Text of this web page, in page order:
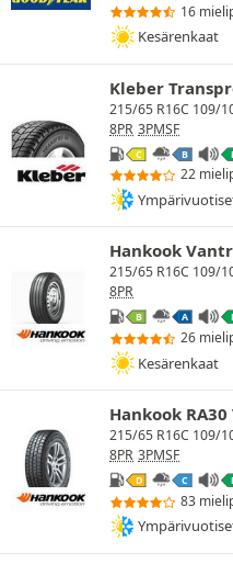
16
Kesärenkaat
Kleber
215/65 R16C 109/
8PR 3PMSF
C B
22
Hankook
215/65 R16C 109/
8PR
B A
26
Kesärenkaat
Hankook RA30
215/65 R16C 109/
8PR 3PMSF
D C
83